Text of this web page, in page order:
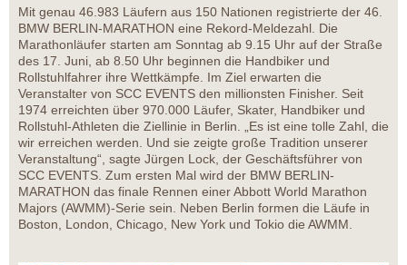
Mit genau 46.983 Läufern aus 150 Nationen registrierte der 46.
BMW BERLIN-MARATHON eine Rekord-Meldezahl. Die
Marathonläufer starten am Sonntag ab 9.15 Uhr auf der Straße
des 17. Juni, ab 8.50 Uhr beginnen die Handbiker und
Rollstuhlfahrer ihre Wettkämpfe. Im Ziel erwarten die
Veranstalter von SCC EVENTS den millionsten Finisher. Seit
1974 erreichten über 970.000 Läufer, Skater, Handbiker und
Rollstuhl-Athleten die Ziellinie in Berlin. „Es ist eine tolle Zahl, die
wir erreichen werden. Und sie zeigte große Tradition unserer
Veranstaltung“, sagte Jürgen Lock, der Geschäftsführer von
SCC EVENTS. Zum ersten Mal wird der BMW BERLIN-
MARATHON das finale Rennen einer Abbott World Marathon
Majors (AWMM)-Serie sein. Neben Berlin formen die Läufe in
Boston, London, Chicago, New York und Tokio die AWMM.